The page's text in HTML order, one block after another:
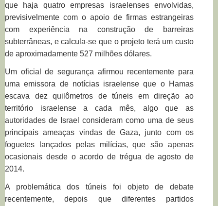
que haja quatro empresas israelenses envolvidas,
previsivelmente com o apoio de firmas estrangeiras
com experiência na construção de barreiras
subterrâneas, e calcula-se que o projeto terá um custo
de aproximadamente 527 milhões dólares.
Um oficial de segurança afirmou recentemente para
uma emissora de notícias israelense que o Hamas
escava dez quilômetros de túneis em direção ao
território israelense a cada mês, algo que as
autoridades de Israel consideram como uma de seus
principais ameaças vindas de Gaza, junto com os
foguetes lançados pelas milícias, que são apenas
ocasionais desde o acordo de trégua de agosto de
2014.
A problemática dos túneis foi objeto de debate
recentemente, depois que diferentes partidos